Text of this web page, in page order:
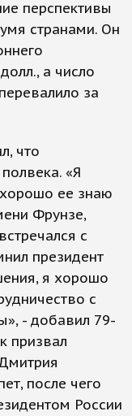
перспективы
странами. Он
а число
за
что
«Я
ее знаю
Фрунзе,
с
президент
я хорошо
с
- добавил 79-
призвал
после чего
России